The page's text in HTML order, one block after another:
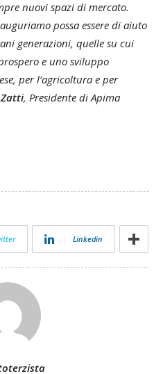
nuovi spazi di mercato.
possa essere di aiuto
generazioni, quelle su cui
e uno sviluppo
per l’agricoltura e per
, Presidente di Apima
Linkedin